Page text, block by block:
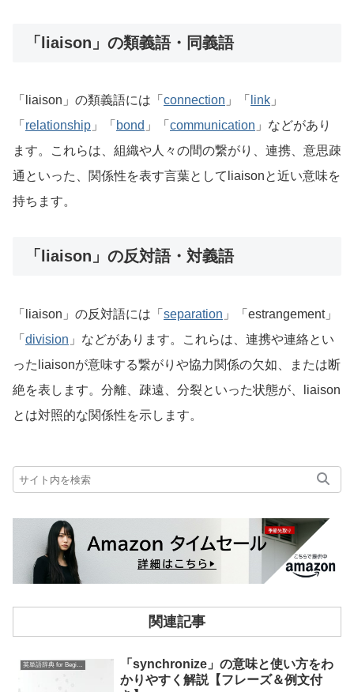
「liaison」の類義語・同義語
「liaison」の類義語には「 connection 」「 link 」
「 relationship 」「 bond 」「 communication 」などがあり
ます。これらは、組織や人々の間の繋がり、連携、意思疎
通といった、関係性を表す言葉としてliaisonと近い意味を
持ちます。
「liaison」の反対語・対義語
「liaison」の反対語には「 separation 」「estrangement」
「 division 」などがあります。これらは、連携や連絡とい
ったliaisonが意味する繋がりや協力関係の欠如、または断
絶を表します。分離、疎遠、分裂といった状態が、liaison
とは対照的な関係性を示します。
関連記事
英単語辞典 for Beginners
「synchronize」の意味と使い方をわ
かりやすく解説【フレーズ＆例文付